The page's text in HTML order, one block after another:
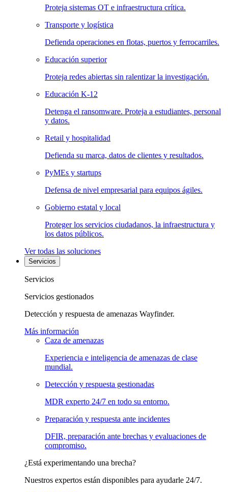
Proteja sistemas OT e infraestructura crítica.
Transporte y logística
Defienda operaciones en flotas, puertos y ferrocarriles.
Educación superior
Proteja redes abiertas sin ralentizar la investigación.
Educación K-12
Detenga el ransomware. Proteja a estudiantes, personal
y datos.
Retail y hospitalidad
Defienda su marca, datos de clientes y resultados.
PyMEs y startups
Defensa de nivel empresarial para equipos ágiles.
Gobierno estatal y local
Proteger los servicios ciudadanos, la infraestructura y
los datos públicos.
Ver todas las soluciones
Servicios
Servicios
Servicios gestionados
Detección y respuesta de amenazas Wayfinder.
Más información
Caza de amenazas
Experiencia e inteligencia de amenazas de clase
mundial.
Detección y respuesta gestionadas
MDR experto 24/7 en todo su entorno.
Preparación y respuesta ante incidentes
DFIR, preparación ante brechas y evaluaciones de
compromiso.
¿Está experimentando una brecha?
Nuestros expertos están disponibles para ayudarle 24/7.